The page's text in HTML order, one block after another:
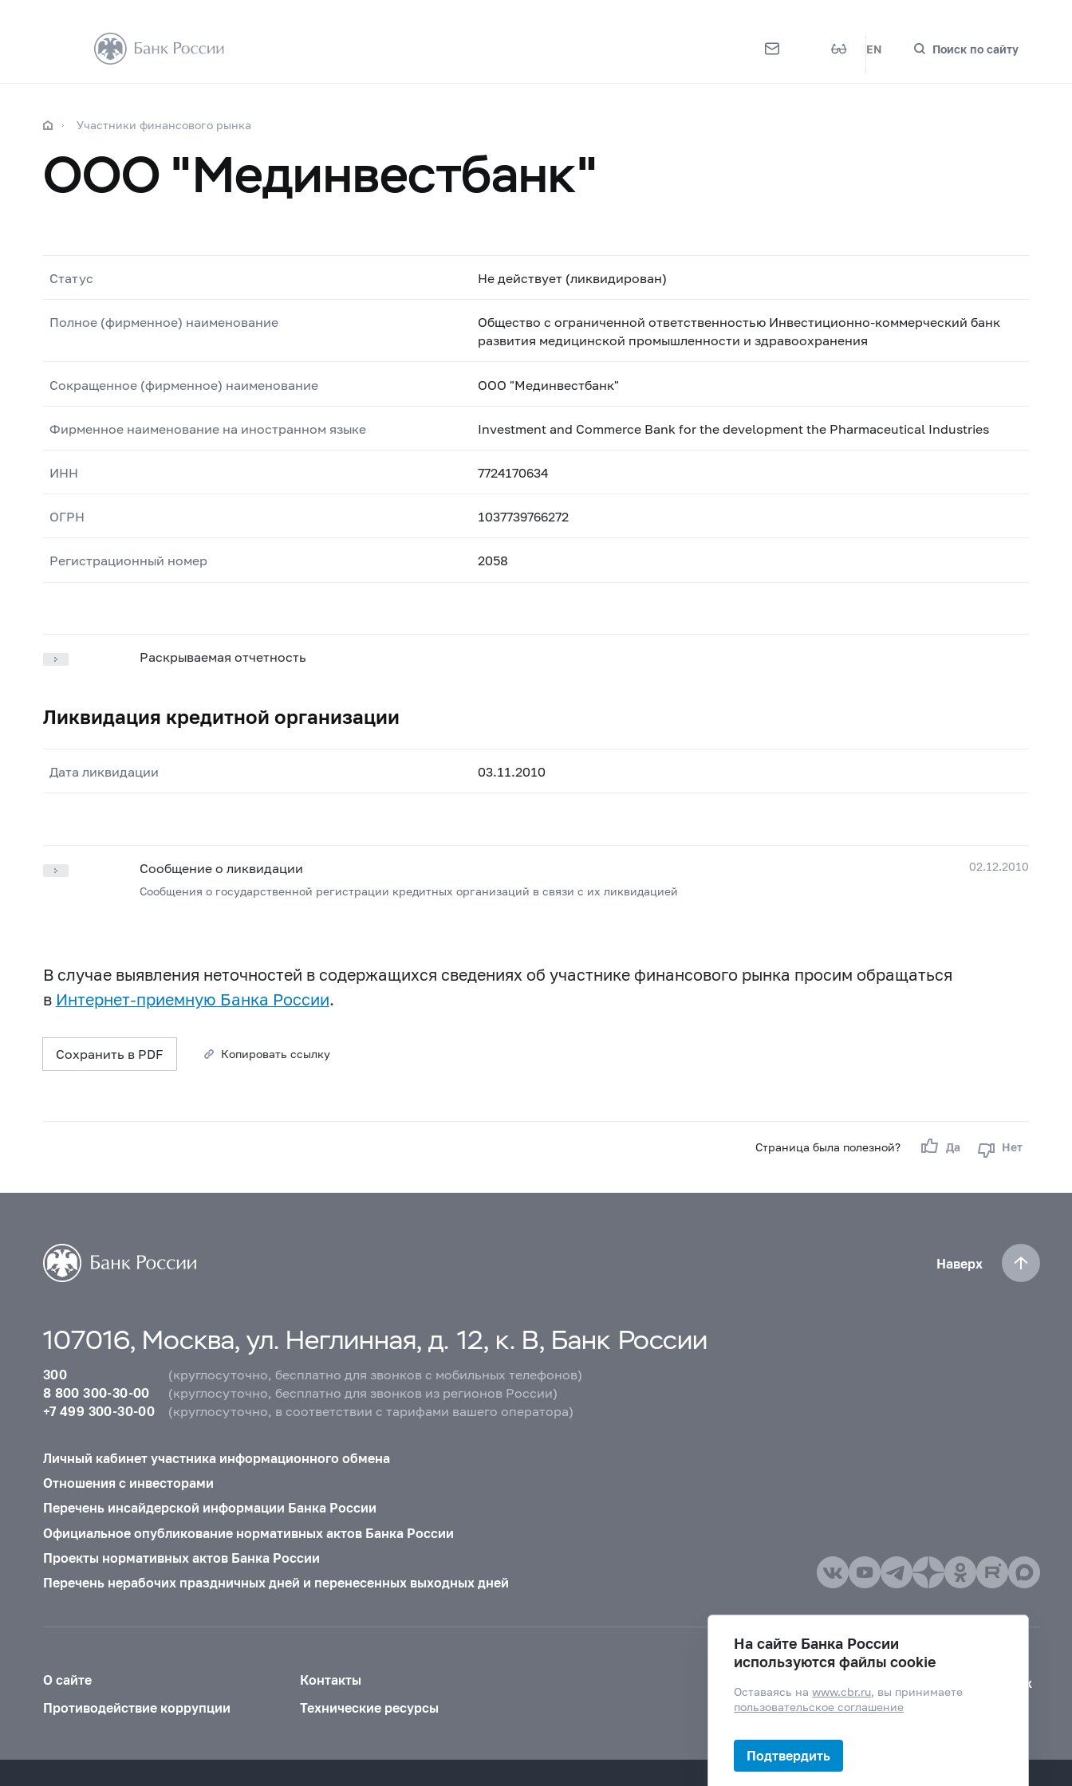
EN Поиск по сайту
Участники финансового рынка
ООО "Мединвестбанк"
Статус Не действует (ликвидирован)
Полное (фирменное) наименование
Общество с ограниченной ответственностью Инвестиционно-коммерческий банк
развития медицинской промышленности и здравоохранения
Сокращенное (фирменное) наименование ООО "Мединвестбанк"
Фирменное наименование на иностранном языке Investment and Commerce Bank for the development the Pharmaceutical Industries
ИНН 7724170634
ОГРН 1037739766272
Регистрационный номер 2058
Раскрываемая отчетность
Ликвидация кредитной организации
Дата ликвидации 03.11.2010
02.12.2010
Сообщение о ликвидации
Сообщения о государственной регистрации кредитных организаций в связи с их ликвидацией
В случае выявления неточностей в содержащихся сведениях об участнике финансового рынка просим обращаться
в Интернет-приемную Банка России.
Сохранить в PDF Копировать ссылку
Страница была полезной? Да Нет
Наверх
107016, Москва, ул. Неглинная, д. 12, к. В, Банк России
300
(круглосуточно, бесплатно для звонков с мобильных телефонов)
8 800 300-30-00
(круглосуточно, бесплатно для звонков из регионов России)
+7 499 300-30-00
(круглосуточно, в соответствии с тарифами вашего оператора)
Личный кабинет участника информационного обмена
Отношения с инвесторами
Перечень инсайдерской информации Банка России
Официальное опубликование нормативных актов Банка России
Проекты нормативных актов Банка России
Перечень нерабочих праздничных дней и перенесенных выходных дней
О сайте
Контакты
Противодействие коррупции
Технические ресурсы
Версия для слабовидящих
На сайте Банка России
используются файлы cookie
Оставаясь наwww.cbr.ru, вы принимаете
пользовательское соглашение
Подтвердить